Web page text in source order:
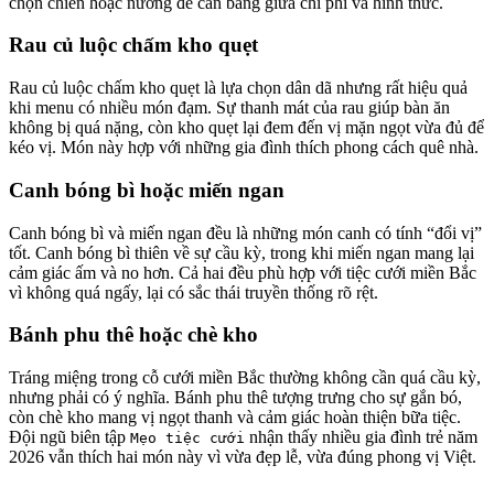
Rau củ luộc chấm kho quẹt
Rau củ luộc chấm kho quẹt là lựa chọn dân dã nhưng rất hiệu quả
khi menu có nhiều món đạm. Sự thanh mát của rau giúp bàn ăn
không bị quá nặng, còn kho quẹt lại đem đến vị mặn ngọt vừa đủ để
kéo vị. Món này hợp với những gia đình thích phong cách quê nhà.
Canh bóng bì hoặc miến ngan
Canh bóng bì và miến ngan đều là những món canh có tính “đổi vị”
tốt. Canh bóng bì thiên về sự cầu kỳ, trong khi miến ngan mang lại
cảm giác ấm và no hơn. Cả hai đều phù hợp với tiệc cưới miền Bắc
vì không quá ngấy, lại có sắc thái truyền thống rõ rệt.
Bánh phu thê hoặc chè kho
Tráng miệng trong cỗ cưới miền Bắc thường không cần quá cầu kỳ,
nhưng phải có ý nghĩa. Bánh phu thê tượng trưng cho sự gắn bó,
còn chè kho mang vị ngọt thanh và cảm giác hoàn thiện bữa tiệc.
Đội ngũ biên tập Mẹo tiệc cưới nhận thấy nhiều gia đình trẻ năm
2026 vẫn thích hai món này vì vừa đẹp lễ, vừa đúng phong vị Việt.